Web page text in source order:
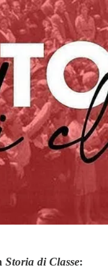
Storia di Classe: